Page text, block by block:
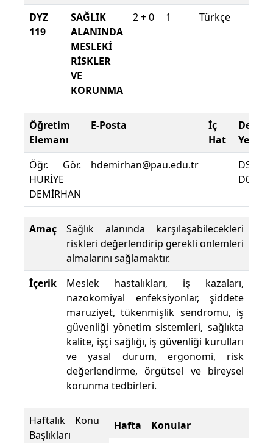
DYZ
119
SAĞLIK
ALANINDA
MESLEKİ
RİSKLER
VE
KORUNMA
2 + 0 1 Türkçe
Öğretim
Elemanı
E-Posta
İç
Hat
Ders
Yeri
Öğr. Gör.
HURİYE
DEMİRHAN
hdemirhan@pau.edu.tr
DSHMY
D0012
Amaç
Sağlık alanında karşılaşabilecekleri
riskleri değerlendirip gerekli önlemleri
almalarını sağlamaktır.
İçerik
Meslek hastalıkları, iş kazaları,
nazokomiyal enfeksiyonlar, şiddete
maruziyet, tükenmişlik sendromu, iş
güvenliği yönetim sistemleri, sağlıkta
kalite, işçi sağlığı, iş güvenliği kurulları
ve yasal durum, ergonomi, risk
değerlendirme, örgütsel ve bireysel
korunma tedbirleri.
Haftalık Konu
Başlıkları
Hafta
Konular